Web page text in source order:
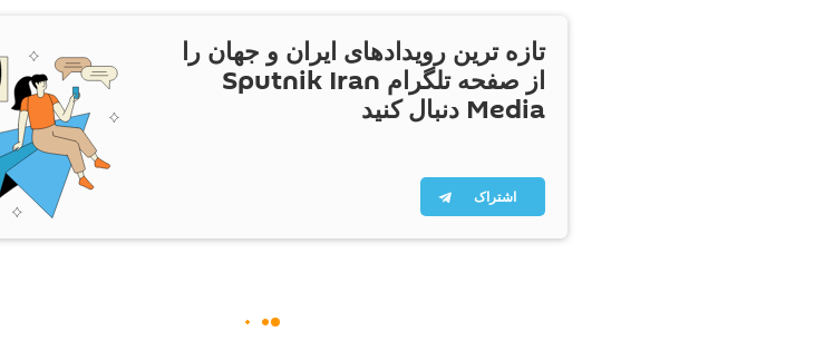
تازه ترین رویدادهای ایران و جهان را
از صفحه تلگرام Sputnik Iran
Media دنبال کنید
اشتراک